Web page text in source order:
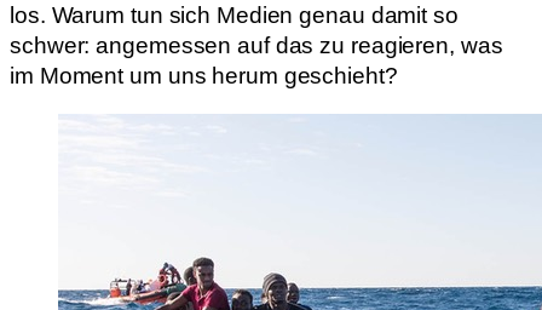
los. Warum tun sich Medien genau damit so
schwer: angemessen auf das zu reagieren, was
im Moment um uns herum geschieht?